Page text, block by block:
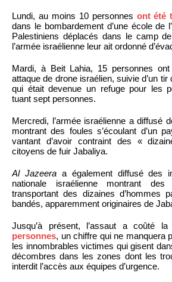
Lundi, au moins 10 personnes ont été
dans le bombardement d’une école de
Palestiniens déplacés dans le camp
l’armée israélienne leur ait ordonné
Mardi, à Beit Lahia, 15 personnes
attaque de drone israélien, suivie d’un
qui était devenue un refuge pour les
tuant sept personnes.
Mercredi, l’armée israélienne a diffusé
montrant des foules s’écoulant d’un
vantant d’avoir contraint des «
citoyens de fuir Jabaliya.
Al Jazeeraa également diffusé des
nationale israélienne montrant
transportant des dizaines d’hommes
bandés, apparemment originaires de
Jusqu’à présent, l’assaut a coûté
personnes, un chiffre qui ne manquera
les innombrables victimes qui gisent
décombres dans les zones dont les
interdit l’accès aux équipes d’urgence.